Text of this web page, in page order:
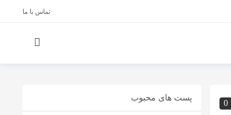
تماس با ما
0
پست های محبوب